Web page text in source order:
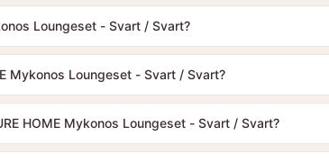
Loungeset - Svart / Svart?
Mykonos Loungeset - Svart / Svart?
HOME Mykonos Loungeset - Svart / Svart?